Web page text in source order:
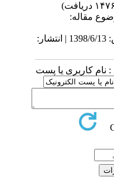
مقاله:
دریافت: 1397/12/11 | پذیرش: 1398/6/13 | انتشار:
نام کاربری یا پست